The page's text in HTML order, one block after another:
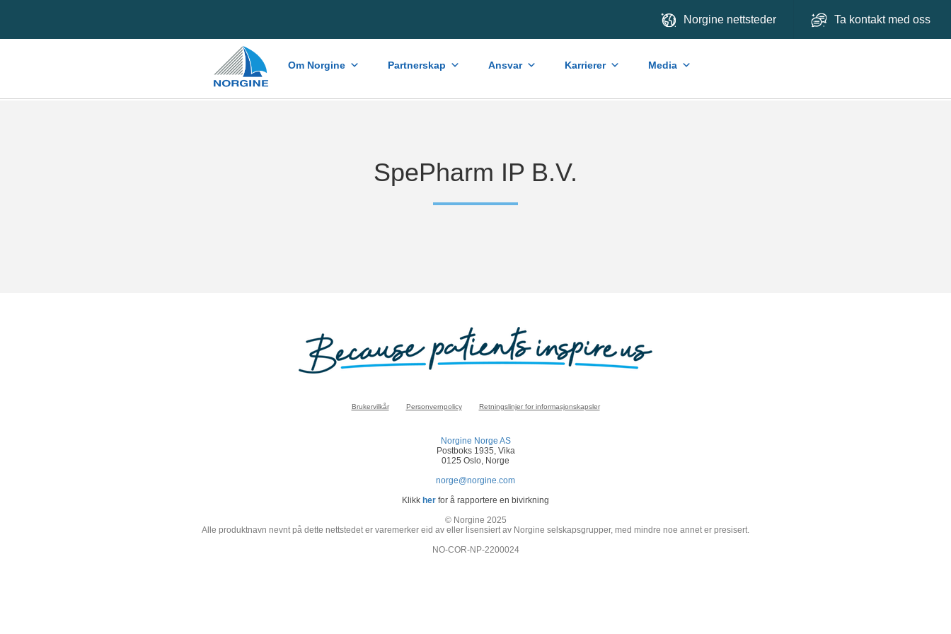
Norgine nettsteder Ta kontakt med oss
Home Om Norgine Partnerskap Ansvar Karrierer Media
SpePharm IP B.V.
Brukervilkår Personvernpolicy Retningslinjer for informasjonskapsler
Norgine Norge AS
Postboks 1935, Vika
0125 Oslo, Norge
norge@norgine.com
Klikk her for å rapportere en bivirkning
© Norgine 2025
Alle produktnavn nevnt på dette nettstedet er varemerker eid av eller lisensiert av Norgine selskapsgrupper, med mindre noe annet er presisert.
NO-COR-NP-2200024